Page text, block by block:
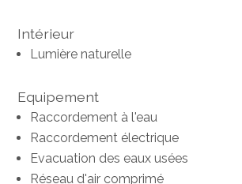
Intérieur
Lumière naturelle
Equipement
Raccordement à l'eau
Raccordement électrique
Evacuation des eaux usées
Réseau d'air comprimé